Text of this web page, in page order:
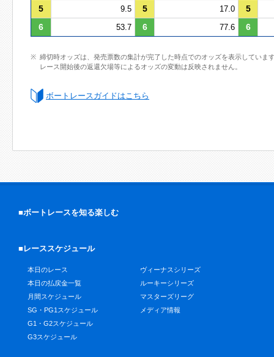
5
9.5 5 17.0
5
6
53.7 6 77.6 6
締切時オッズは、発売票数の集計が完了した時点でのオッズを表示していま
レース開始後の返還欠場等によるオッズの変動は反映されません。
ボートレースガイドはこちら
■ボートレースを知る楽しむ
■レーススケジュール
本日のレース
本日の払戻金一覧
月間スケジュール
SG・PG1スケジュール
G1・G2スケジュール
G3スケジュール
ヴィーナスシリーズ
ルーキーシリーズ
マスターズリーグ
メディア情報